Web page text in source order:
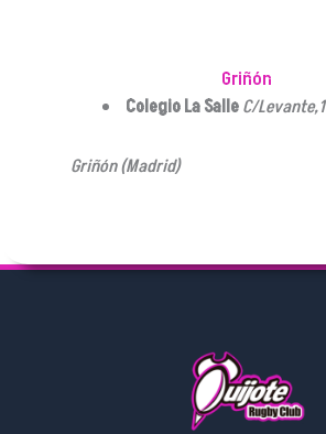
Griñón
Colegio La SalleC/Levante,1
Griñón (Madrid)